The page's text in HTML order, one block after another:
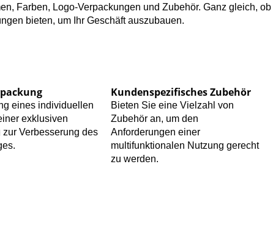
Farben, Logo-Verpackungen und Zubehör. Ganz gleich, ob
bieten, um Ihr Geschäft auszubauen.
eines individuellen
exklusiven
zur Verbesserung des
Kundenspezifisches Zubehör
Bieten Sie eine Vielzahl von
Zubehör an, um den
Anforderungen einer
multifunktionalen Nutzung gerecht
zu werden.